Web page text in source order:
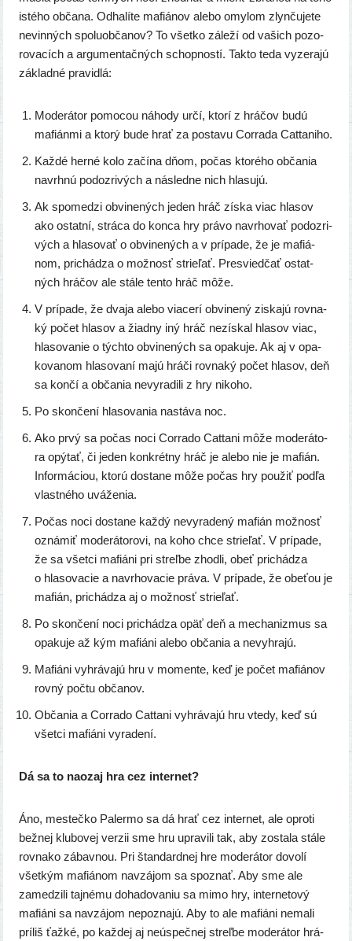
isté­ho obča­na. Odhalíte mafiá­nov ale­bo omy­lom zlyn­ču­je­te
nevin­ných spo­lu­ob­ča­nov? To všet­ko zále­ží od vašich pozo­
ro­va­cích a argu­men­tač­ných schop­nos­tí. Takto teda vyze­ra­jú
základ­né pravidlá:
Moderátor pomo­cou náho­dy určí, kto­rí z hrá­čov budú
mafián­mi a kto­rý bude hrať za posta­vu Corrada Cattaniho.
Každé her­né kolo začí­na dňom, počas kto­ré­ho obča­nia
navrh­nú podoz­ri­vých a násled­ne nich hlasujú.
Ak spo­me­dzi obvi­ne­ných jeden hráč zís­ka viac hla­sov
ako ostat­ní, strá­ca do kon­ca hry prá­vo navrho­vať podoz­ri­
vých a hla­so­vať o obvi­ne­ných a v prí­pa­de, že je mafiá­
nom, pri­chá­dza o mož­nosť strie­ľať. Presviedčať ostat­
ných hrá­čov ale stá­le ten­to hráč môže.
V prí­pa­de, že dva­ja ale­bo via­ce­rí obvi­ne­ný zis­ka­jú rov­na­
ký počet hla­sov a žiad­ny iný hráč nezís­kal hla­sov viac,
hla­so­va­nie o tých­to obvi­ne­ných sa opa­ku­je. Ak aj v opa­
ko­va­nom hla­so­va­ní majú hrá­či rov­na­ký počet hla­sov, deň
sa kon­čí a obča­nia nevy­ra­di­li z hry nikoho.
Po skon­če­ní hla­so­va­nia nastá­va noc.
Ako prvý sa počas noci Corrado Cattani môže mode­rá­to­
ra opý­tať, či jeden kon­krét­ny hráč je ale­bo nie je mafián.
Informáciou, kto­rú dosta­ne môže počas hry pou­žiť pod­ľa
vlast­né­ho uváženia.
Počas noci dosta­ne kaž­dý nevy­ra­de­ný mafián mož­nosť
ozná­miť mode­rá­to­ro­vi, na koho chce strie­ľať. V prí­pa­de,
že sa všet­ci mafiá­ni pri streľ­be zhod­li, obeť pri­chá­dza
o hla­so­va­cie a navrho­va­cie prá­va. V prí­pa­de, že obe­ťou je
mafián, pri­chá­dza aj o mož­nosť strieľať.
Po skon­če­ní noci pri­chá­dza opäť deň a mecha­niz­mus sa
opa­ku­je až kým mafiá­ni ale­bo obča­nia a nevyhrajú.
Mafiáni vyhrá­va­jú hru v momen­te, keď je počet mafiá­nov
rov­ný počtu občanov.
Občania a Corrado Cattani vyhrá­va­jú hru vte­dy, keď sú
všet­ci mafiá­ni vyradení.
Dá sa to naozaj hra cez internet?
Áno, mes­teč­ko Palermo sa dá hrať cez inter­net, ale opro­ti
bež­nej klu­bo­vej ver­zii sme hru upra­vi­li tak, aby zosta­la stá­le
rov­na­ko zábav­nou. Pri štan­dard­nej hre mode­rá­tor dovo­lí
všet­kým mafiá­nom navzá­jom sa spoz­nať. Aby sme ale
zame­dzi­li taj­né­mu doha­do­va­niu sa mimo hry, inter­ne­to­vý
mafiá­ni sa navzá­jom nepoz­na­jú. Aby to ale mafiá­ni nema­li
prí­liš ťaž­ké, po kaž­dej aj neús­peč­nej streľ­be mode­rá­tor hrá­